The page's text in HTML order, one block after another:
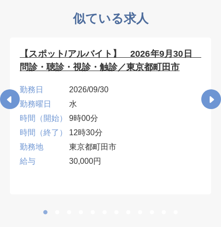
似ている求人
【スポット/アルバイト】 2026年9月30日
問診・聴診・視診・触診／東京都町田市
勤務日
2026/09/30
勤務曜日
水
時間（開始）
9時00分
時間（終了）
12時30分
勤務地
東京都町田市
給与
30,000円